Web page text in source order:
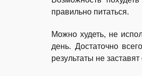
правильно питаться.
Можно худеть, не
день. Достаточно
результаты не